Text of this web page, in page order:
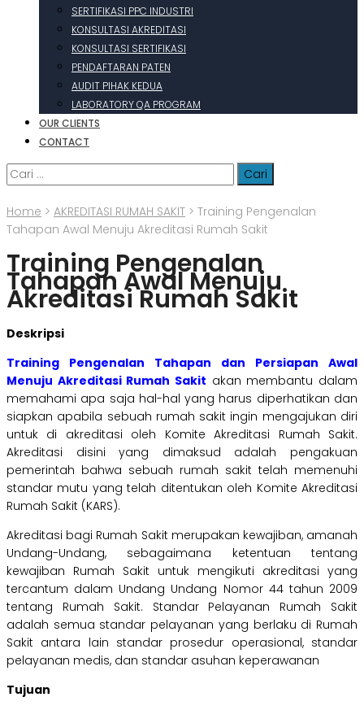
SERTIFIKASI PPC INDUSTRI
KONSULTASI AKREDITASI
KONSULTASI SERTIFIKASI
PENDAFTARAN PATEN
AUDIT PIHAK KEDUA
LABORATORY QA PROGRAM
OUR CLIENTS
CONTACT
Cari
untuk:
Home > AKREDITASI RUMAH SAKIT > Training Pengenalan
Tahapan Awal Menuju Akreditasi Rumah Sakit
Training Pengenalan
Tahapan Awal Menuju
Akreditasi Rumah Sakit
Deskripsi
Training Pengenalan Tahapan dan Persiapan Awal
Menuju Akreditasi Rumah Sakit akan membantu dalam
memahami apa saja hal-hal yang harus diperhatikan dan
siapkan apabila sebuah rumah sakit ingin mengajukan diri
untuk di akreditasi oleh Komite Akreditasi Rumah Sakit.
Akreditasi disini yang dimaksud adalah pengakuan
pemerintah bahwa sebuah rumah sakit telah memenuhi
standar mutu yang telah ditentukan oleh Komite Akreditasi
Rumah Sakit (KARS).
Akreditasi bagi Rumah Sakit merupakan kewajiban, amanah
Undang-Undang, sebagaimana ketentuan tentang
kewajiban Rumah Sakit untuk mengikuti akreditasi yang
tercantum dalam Undang Undang Nomor 44 tahun 2009
tentang Rumah Sakit. Standar Pelayanan Rumah Sakit
adalah semua standar pelayanan yang berlaku di Rumah
Sakit antara lain standar prosedur operasional, standar
pelayanan medis, dan standar asuhan keperawanan
Tujuan